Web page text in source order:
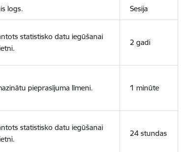
logs. Sesija
statistisko datu iegūšanai
2 gadi
pieprasījuma līmeni. 1 minūte
statistisko datu iegūšanai
24 stundas